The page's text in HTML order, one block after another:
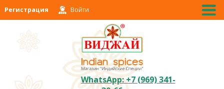
Регистрация Войти
WhatsApp: +7 (969) 341-